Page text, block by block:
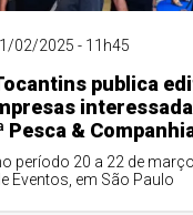
02/2025 - 11h45
publica
Pesca &
período 20 a 22 de
Eventos, em São Paulo